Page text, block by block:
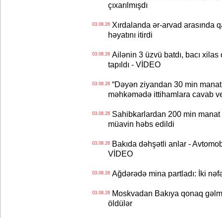
çıxarılmışdı
03.08.26Xırdalanda ər-arvad arasında
həyatını itirdi
03.08.26Ailənin 3 üzvü batdı, bacı xilas
tapıldı - VİDEO
03.08.26“Dəyən ziyandan 30 min
məhkəmədə ittihamlara cavab
03.08.26Sahibkarlardan 200 min manat
müavin həbs edildi
03.08.26Bakıda dəhşətli anlar -
VİDEO
03.08.26Ağdərədə mina partladı: İki
03.08.26Moskvadan Bakıya qonaq
öldülər